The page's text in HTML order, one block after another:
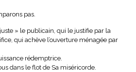
pas.
» le publicain, qui le justifie par la
qui achève l’ouverture ménagée par
rédemptrice.
dans le flot de Sa miséricorde.